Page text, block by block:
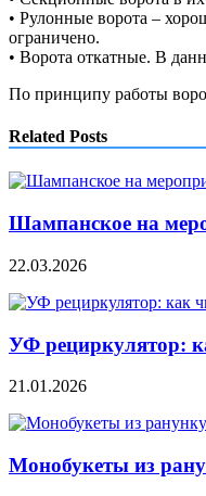
• Рулонные ворота –
ограничено.
• Ворота откатные. В
По принципу работы
Related Posts
Шампанское на
22.03.2026
УФ рециркулятор:
21.01.2026
Монобукеты из